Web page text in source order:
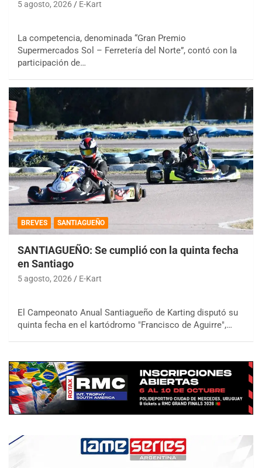
5 agosto, 2026 E-Kart
La competencia, denominada “Gran Premio
Supermercados Sol – Ferretería del Norte”, contó con la
participación de…
BREVES SANTIAGUEÑO
SANTIAGUEÑO: Se cumplió con la quinta fecha
en Santiago
5 agosto, 2026 E-Kart
El Campeonato Anual Santiagueño de Karting disputó su
quinta fecha en el kartódromo "Francisco de Aguirre",…